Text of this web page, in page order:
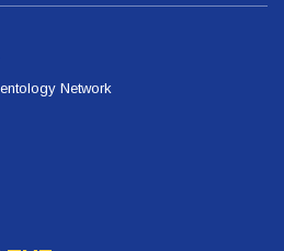
Network